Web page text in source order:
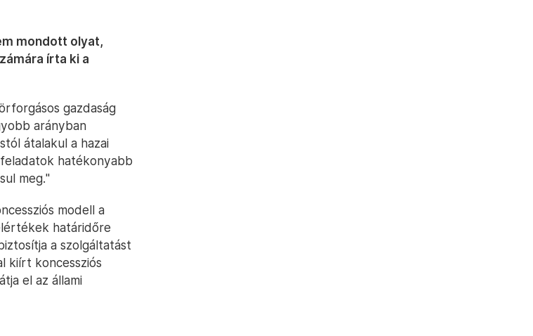
mondott olyat,
írta ki a
gazdaság
arányban
átalakul a hazai
hatékonyabb
meg."
modell a
határidőre
a szolgáltatást
kiírt koncessziós
el az állami